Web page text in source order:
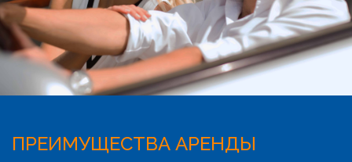
ПРЕИМУЩЕСТВА АРЕНДЫ